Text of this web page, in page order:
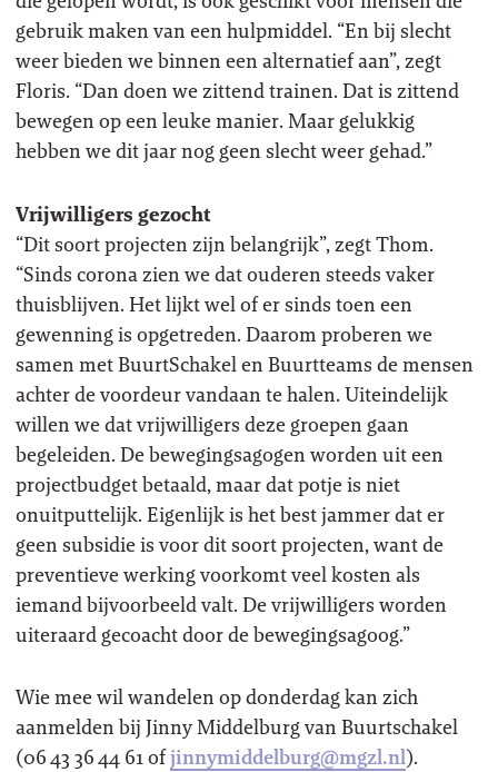
gebruik maken van een hulpmiddel. “En bij slecht
weer bieden we binnen een alternatief aan”, zegt
Floris. “Dan doen we zittend trainen. Dat is zittend
bewegen op een leuke manier. Maar gelukkig
hebben we dit jaar nog geen slecht weer gehad.”
Vrijwilligers gezocht
“Dit soort projecten zijn belangrijk”, zegt Thom.
“Sinds corona zien we dat ouderen steeds vaker
thuisblijven. Het lijkt wel of er sinds toen een
gewenning is opgetreden. Daarom proberen we
samen met BuurtSchakel en Buurtteams de mensen
achter de voordeur vandaan te halen. Uiteindelijk
willen we dat vrijwilligers deze groepen gaan
begeleiden. De bewegingsagogen worden uit een
projectbudget betaald, maar dat potje is niet
onuitputtelijk. Eigenlijk is het best jammer dat er
geen subsidie is voor dit soort projecten, want de
preventieve werking voorkomt veel kosten als
iemand bijvoorbeeld valt. De vrijwilligers worden
uiteraard gecoacht door de bewegingsagoog.”
Wie mee wil wandelen op donderdag kan zich
aanmelden bij Jinny Middelburg van Buurtschakel
(06 43 36 44 61 ofjinnymiddelburg@mgzl.nl).